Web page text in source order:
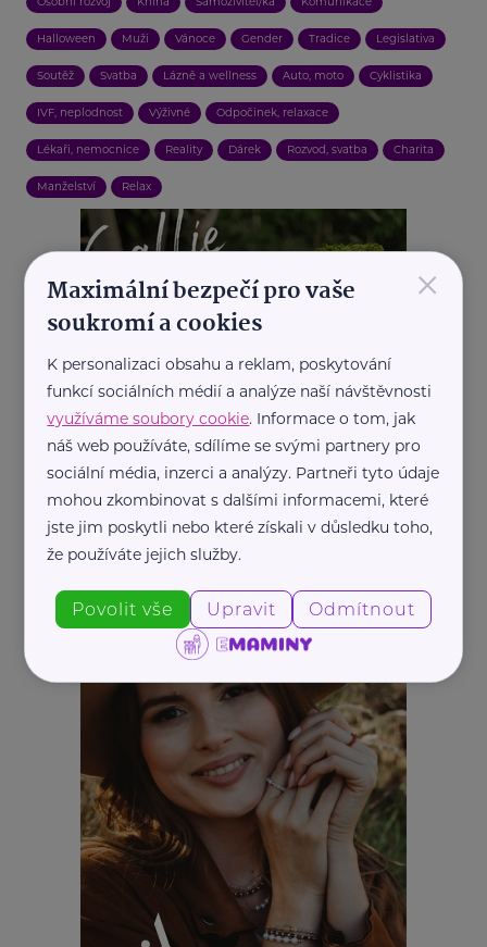
Halloween Muži Vánoce Gender Tradice Legislativa
Soutěž Svatba Lázně a wellness Auto, moto Cyklistika
IVF, neplodnost Výživné Odpočinek, relaxace
Lékaři, nemocnice Reality Dárek Rozvod, svatba Charita
Manželství Relax
REKLAMA
×
Maximální bezpečí pro vaše
soukromí a cookies
K personalizaci obsahu a reklam, poskytování
funkcí sociálních médií a analýze naší návštěvnosti
využíváme soubory cookie. Informace o tom, jak
náš web používáte, sdílíme se svými partnery pro
sociální média, inzerci a analýzy. Partneři tyto údaje
mohou zkombinovat s dalšími informacemi, které
jste jim poskytli nebo které získali v důsledku toho,
že používáte jejich služby.
Povolit vše Upravit Odmítnout